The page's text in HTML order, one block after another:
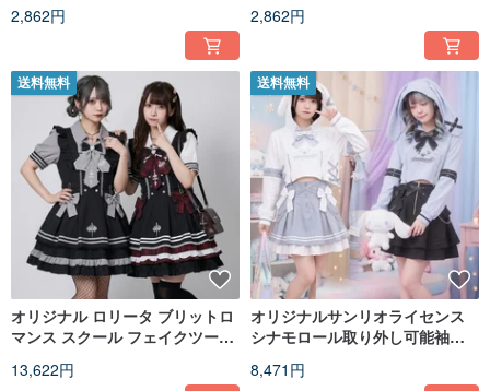
ルストリート JJE10040
2,862円
ルストリート JJE10039
2,862円
送料無料
オリジナル ロリータ ブリットロ
マンス スクール フェイクツーピ
ウタイ ケーキワンピース
13,622円
送料無料
オリジナルサンリオライセンス
シナモロール取り外し可能袖付
8,471円